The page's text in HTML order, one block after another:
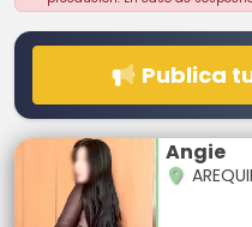
Publica
Angie